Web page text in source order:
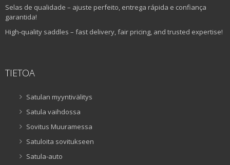
Selas de qualidade – ajuste perfeito, entrega rápida e confiança
garantida!
High-quality saddles – fast delivery, fair pricing, and trusted expertise!
TIETOA
Satulan myyntivälitys
Satula vaihdossa
Sovitus Muuramessa
Satuloita sovitukseen
Satula-auto